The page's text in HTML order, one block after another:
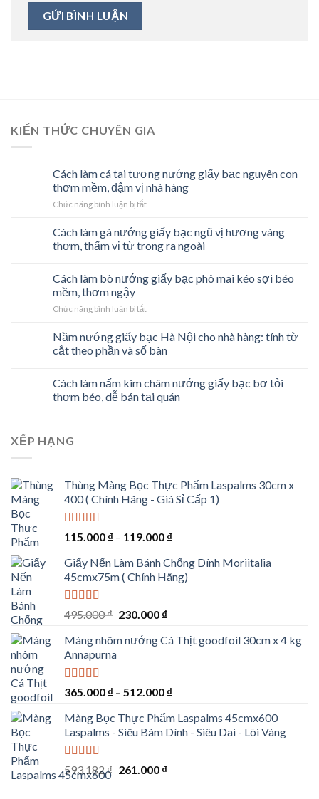
KIẾN THỨC CHUYÊN GIA
Cách làm cá tai tượng nướng giấy bạc nguyên con
thơm mềm, đậm vị nhà hàng
Chức năng bình luận bị tắtở
làm
cá
tai
nướng
nguyên
thơm
mềm,
nhà
hàng
Cách làm gà nướng giấy bạc ngũ vị hương vàng
thơm, thấm vị từ trong ra ngoài
Cách làm bò nướng giấy bạc phô mai kéo sợi béo
mềm, thơm ngậy
Chức năng bình luận bị tắtở
bò
nướng
bạc
phô
mai
Nầm nướng giấy bạc Hà Nội cho nhà hàng: tính tờ
cắt theo phần và số bàn
Cách làm nấm kim châm nướng giấy bạc bơ tỏi
thơm béo, dễ bán tại quán
XẾP HẠNG
Thùng Màng Bọc Thực Phẩm Laspalms 30cm x
400 ( Chính Hãng - Giá Sỉ Cấp 1)
Được xếp
sao
115.000 ₫ – 119.000 ₫
Giấy Nến Làm Bánh Chống Dính Moriitalia
45cmx75m ( Chính Hãng)
Được xếp
sao
495.000₫ Giá
là:
230.000 ₫Giá
tại
Màng nhôm nướng Cá Thịt goodfoil 30cm x 4 kg
Annapurna
Được xếp
sao
365.000 ₫ – 512.000 ₫
Màng Bọc Thực Phẩm Laspalms 45cmx600
Laspalms - Siêu Bám Dính - Siêu Dai - Lõi Vàng
Được xếp
hạng5.005
593.182₫ Giá
261.000 ₫Giá